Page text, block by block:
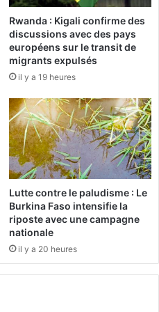
Rwanda : Kigali confirme des
discussions avec des pays
européens sur le transit de
migrants expulsés
il y a 19 heures
Lutte contre le paludisme : Le
Burkina Faso intensifie la
riposte avec une campagne
nationale
il y a 20 heures